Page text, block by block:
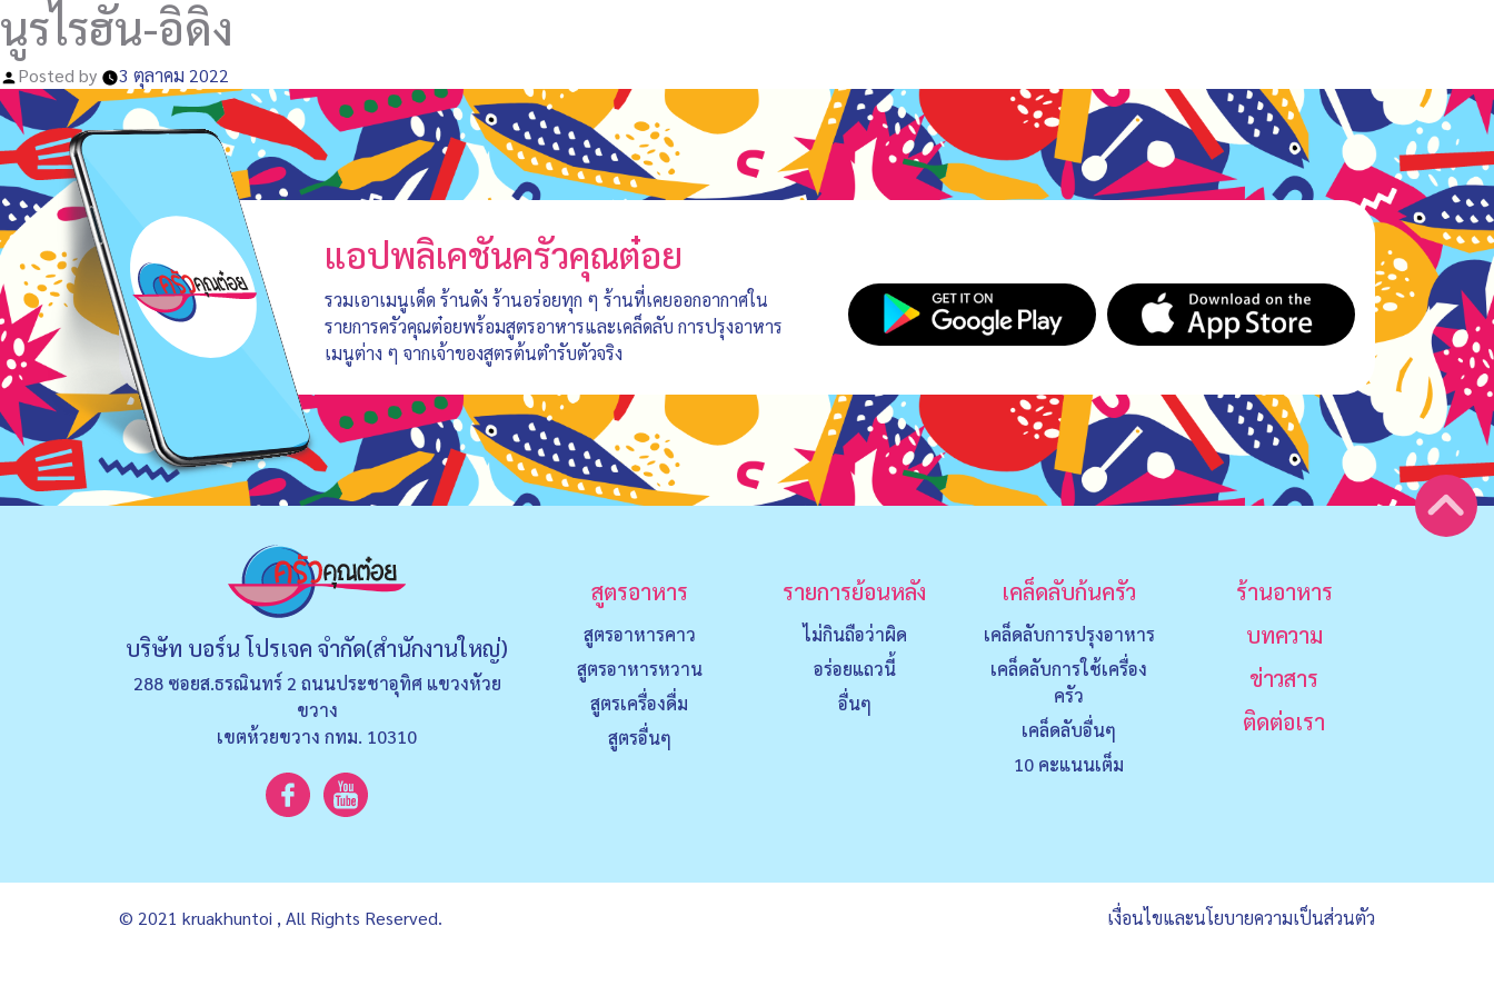
นูรไรฮัน-อิดิง
Posted by 3 ตุลาคม 2022
แอปพลิเคชันครัวคุณต๋อย
รวมเอาเมนูเด็ด ร้านดัง ร้านอร่อยทุก ๆ ร้านที่เคยออกอากาศใน
รายการครัวคุณต๋อยพร้อมสูตรอาหารและเคล็ดลับ การปรุงอาหาร
เมนูต่าง ๆ จากเจ้าของสูตรต้นตำรับตัวจริง
บริษัท บอร์น โปรเจค จำกัด(สำนักงานใหญ่)
288 ซอยส.ธรณินทร์ 2 ถนนประชาอุทิศ แขวงหัวย
ขวาง
เขตห้วยขวาง กทม. 10310
สูตรอาหาร
สูตรอาหารคาว
สูตรอาหารหวาน
สูตรเครื่องดื่ม
สูตรอื่นๆ
รายการย้อนหลัง
ไม่กินถือว่าผิด
อร่อยแถวนี้
อื่นๆ
เคล็ดลับก้นครัว
เคล็ดลับการปรุงอาหาร
เคล็ดลับการใช้เครื่อง
ครัว
เคล็ดลับอื่นๆ
10 คะแนนเต็ม
ร้านอาหาร
บทความ
ข่าวสาร
ติดต่อเรา
เงื่อนไขและนโยบายความเป็นส่วนตัว
© 2021 kruakhuntoi , All Rights Reserved.